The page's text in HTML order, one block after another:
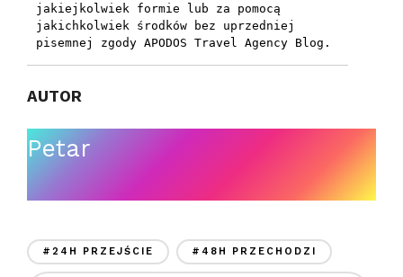
jakiejkolwiek formie lub za pomocą
jakichkolwiek środków bez uprzedniej
pisemnej zgody APODOS Travel Agency Blog.
AUTOR
Petar
#24H PRZEJŚCIE #48H PRZECHODZI